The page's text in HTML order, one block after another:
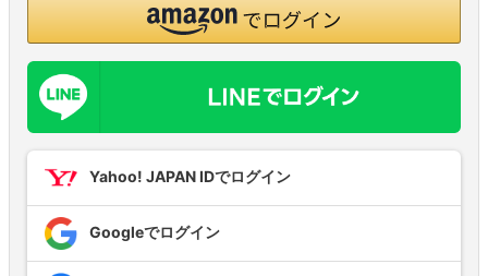
Yahoo! JAPAN IDでログイン
Googleでログイン